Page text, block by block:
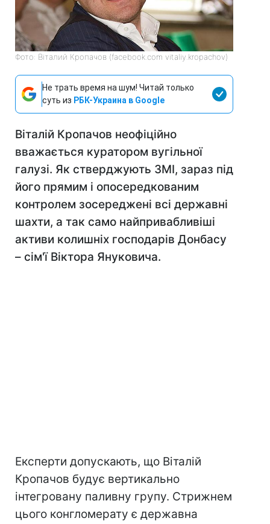
Фото: Віталий Кропачов (facebook.com vitaliy.kropachov)
Не трать время на шум! Читай только
суть из РБК-Украина в Google
Віталій Кропачов неофіційно
вважається куратором вугільної
галузі. Як стверджують ЗМІ, зараз під
його прямим і опосередкованим
контролем зосереджені всі державні
шахти, а так само найпривабливіші
активи колишніх господарів Донбасу
– сім'ї Віктора Януковича.
Експерти допускають, що Віталій
Кропачов будує вертикально
інтегровану паливну групу. Стрижнем
цього конгломерату є державна